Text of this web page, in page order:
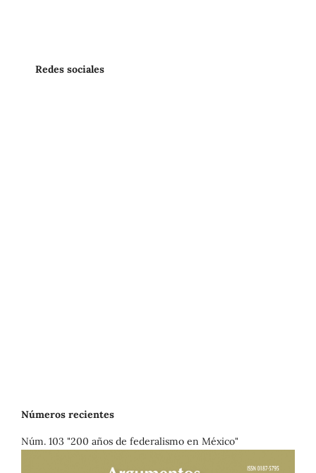
Redes sociales
Números recientes
Núm. 103 "200 años de federalismo en México"